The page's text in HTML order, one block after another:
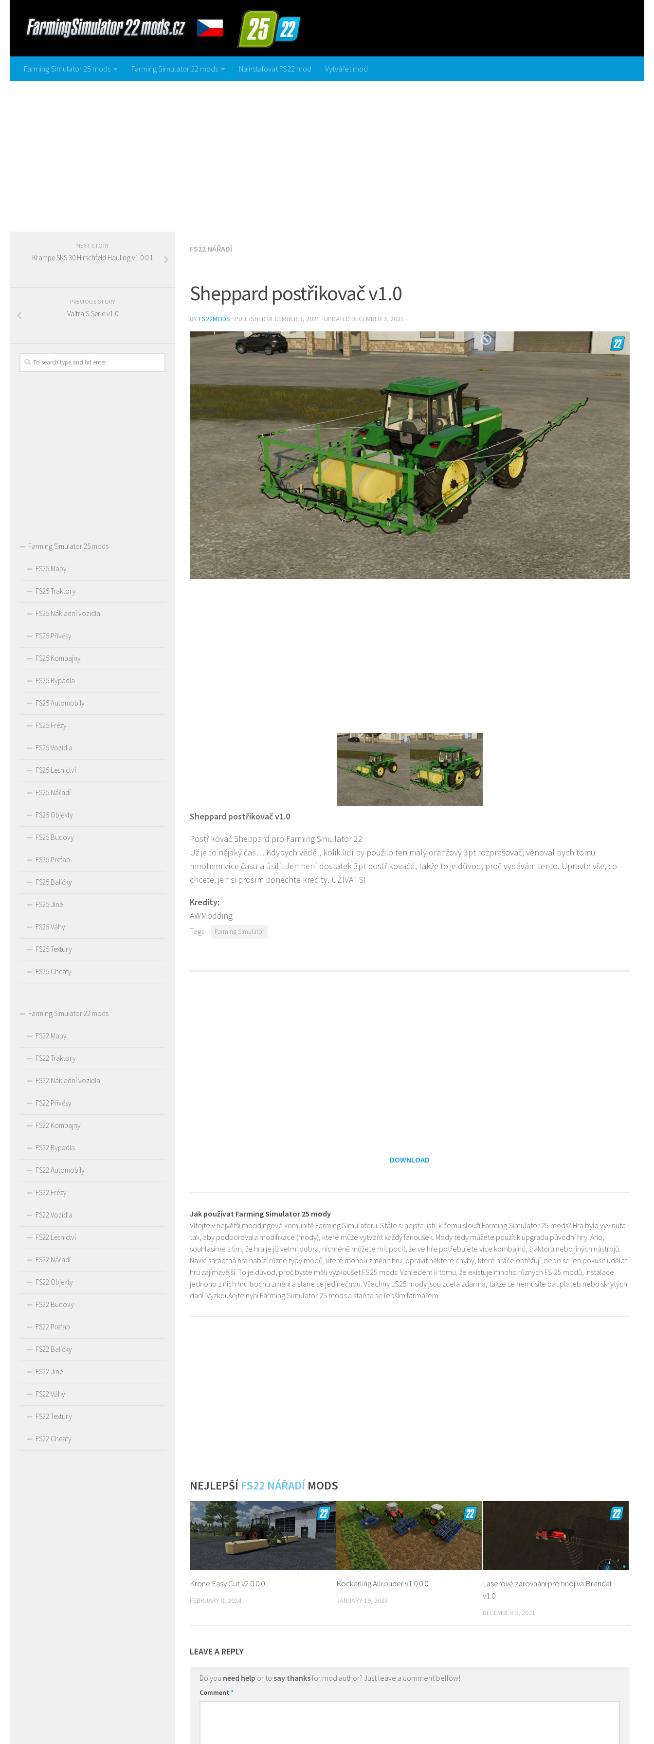
Farming Simulator 25 mods Farming Simulator 22 mods Nainstalovat FS22 mod Vytvářet mod
FS22 NÁŘADÍ
Sheppard postřikovač v1.0
BYFS22MODS · PUBLISHED DECEMBER 3, 2021 · UPDATED DECEMBER 2, 2021
Sheppard postřikovač v1.0
Postřikovač Sheppard pro Farming Simulator 22
Už je to nějaký čas… Kdybych věděl, kolik lidí by použilo ten malý oranžový 3pt rozprašovač, věnoval bych tomu
mnohem více času a úsilí. Jen není dostatek 3pt postřikovačů, takže to je důvod, proč vydávám tento. Upravte vše, co
chcete, jen si prosím ponechte kredity. UŽÍVAT SI
Kredity:
AWModding
Tags: Farming Simulator
DOWNLOAD
Jak používat Farming Simulator 25 mody
Vítejte v největší moddingové komunitě Farming Simulatoru. Stále si nejste jisti, k čemu slouží Farming Simulator 25 mods? Hra byla vyvinuta
tak, aby podporovala modifikace (mody), které může vytvořit každý fanoušek. Mody tedy můžete použít k upgradu původní hry. Ano,
souhlasíme s tím, že hra je již velmi dobrá, nicméně můžete mít pocit, že ve hře potřebujete více kombajnů, traktorů nebo jiných nástrojů.
Navíc samotná hra nabízí různé typy modů, které mohou změnit hru, opravit některé chyby, které hráče obtěžují, nebo se jen pokusit udělat
hru zajímavější. To je důvod, proč byste měli vyzkoušet FS25 mods. Vzhledem k tomu, že existuje mnoho různých FS 25 modů, instalace
jednoho z nich hru trochu změní a stane se jedinečnou. Všechny LS25 mody jsou zcela zdarma, takže se nemusíte bát plateb nebo skrytých
daní. Vyzkoušejte nyní Farming Simulator 25 mods a staňte se lepším farmářem.
NEJLEPŠÍ FS22 NÁŘADÍ MODS
Krone Easy Cut v2.0.0.0
FEBRUARY 8, 2024
Kockerling Allrouder v1.0.0.0
JANUARY 19, 2023
Laserové zarovnání pro hnojiva Brendal
v1.0
DECEMBER 3, 2021
LEAVE A REPLY
Do you need help or to say thanksfor mod author? Just leave a comment bellow!
Comment *
NEXT STORY
Krampe SKS 30 Hirschfeld Hauling v1.0.0.1
PREVIOUS STORY
Valtra S-Serie v1.0
Farming Simulator 25 mods
FS25 Mapy
FS25 Traktory
FS25 Nákladní vozidla
FS25 Přívěsy
FS25 Kombajny
FS25 Rypadla
FS25 Automobily
FS25 Frézy
FS25 Vozidla
FS25 Lesnictví
FS25 Nářadí
FS25 Objekty
FS25 Budovy
FS25 Prefab
FS25 Balíčky
FS25 Jiné
FS25 Váhy
FS25 Textury
FS25 Cheaty
Farming Simulator 22 mods
FS22 Mapy
FS22 Traktory
FS22 Nákladní vozidla
FS22 Přívěsy
FS22 Kombajny
FS22 Rypadla
FS22 Automobily
FS22 Frézy
FS22 Vozidla
FS22 Lesnictví
FS22 Nářadí
FS22 Objekty
FS22 Budovy
FS22 Prefab
FS22 Balíčky
FS22 Jiné
FS22 Váhy
FS22 Textury
FS22 Cheaty